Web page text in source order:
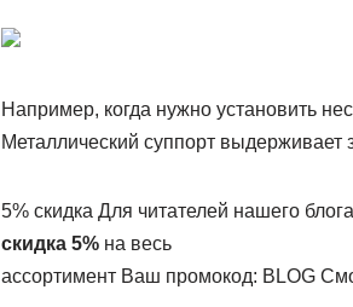
Например, когда нужно установить
Металлический суппорт выдерживает
5% скидка Для читателей нашего блога
скидка 5%на весь
ассортимент Ваш промокод: BLOG